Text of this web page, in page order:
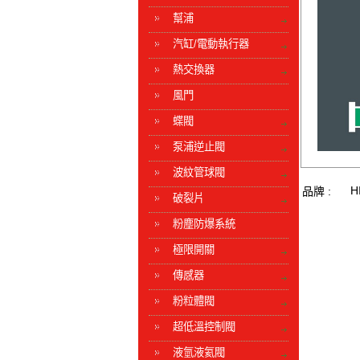
幫浦
汽缸/電動執行器
熱交換器
風門
蝶閥
泵浦逆止閥
波紋管球閥
破裂片
粉塵防爆系統
極限開關
傳感器
粉粒體閥
超低溫控制閥
液氫液氦閥
品牌 :